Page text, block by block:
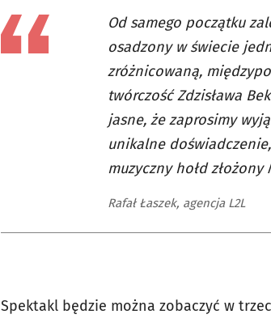
Od samego początku
osadzony w świecie
zróżnicowaną,
twórczość Zdzisława
jasne, że zaprosimy
unikalne
muzyczny hołd złożony
Rafał Łaszek, agencja L2L
Spektakl będzie można zobaczyć w